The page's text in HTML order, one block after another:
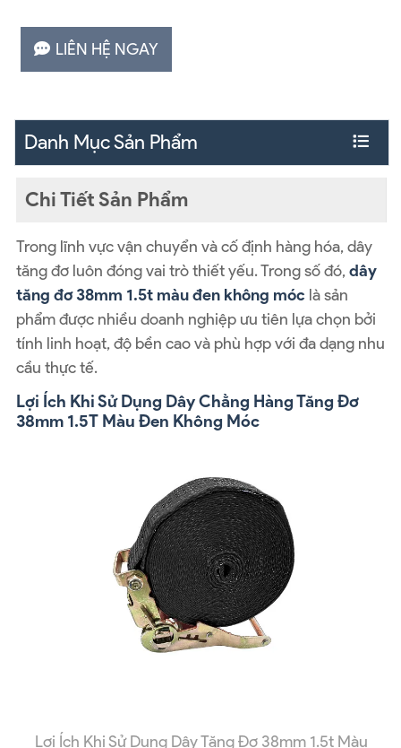
LIÊN HỆ NGAY
Danh Mục Sản Phẩm
Chi Tiết Sản Phẩm
Trong lĩnh vực vận chuyển và cố định hàng hóa, dây
tăng đơ luôn đóng vai trò thiết yếu. Trong số đó,dây
tăng đơ 38mm 1.5t màu đen không móc là sản
phẩm được nhiều doanh nghiệp ưu tiên lựa chọn bởi
tính linh hoạt, độ bền cao và phù hợp với đa dạng nhu
cầu thực tế.
Lợi Ích Khi Sử Dụng Dây Chằng Hàng Tăng Đơ
38mm 1.5T Màu Đen Không Móc
Lợi Ích Khi Sử Dụng Dây Tăng Đơ 38mm 1.5t Màu